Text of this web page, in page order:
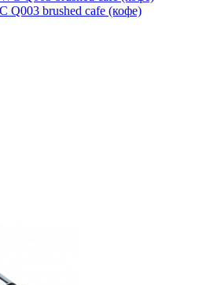
Q003 brushed cafe (кофе)